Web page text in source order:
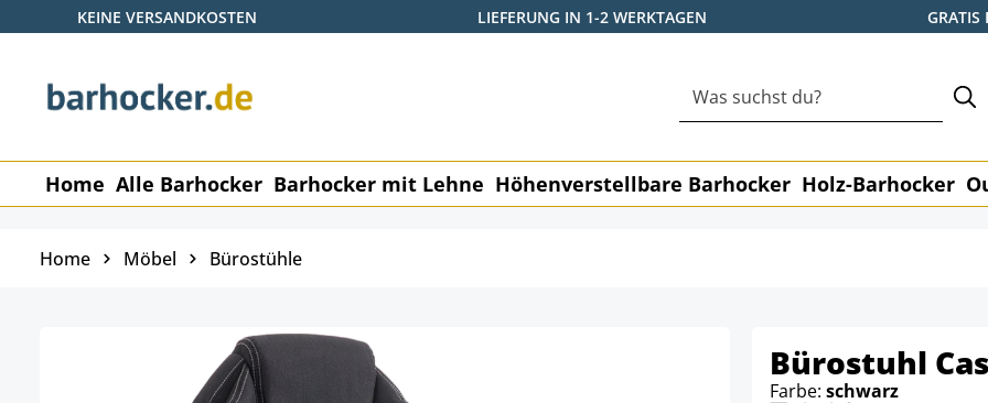
Hauptinhalt springen
Zur Suche springen
Zur Hauptnavigation springen
KEINE VERSANDKOSTEN LIEFERUNG IN 1-2 WERKTAGEN GRATIS
Home Alle Barhocker Barhocker mit Lehne Höhenverstellbare Barhocker Holz-Barhocker
Home Möbel Bürostühle
Bürostuhl
Farbe: schwarz